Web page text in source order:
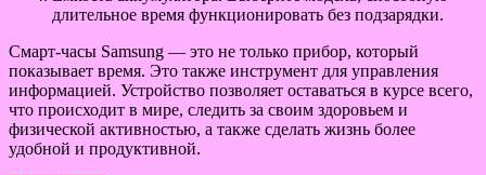
длительное время функционировать без подзарядки.
Смарт-часы Samsung — это не только прибор, который
показывает время. Это также инструмент для управления
информацией. Устройство позволяет оставаться в курсе всего,
что происходит в мире, следить за своим здоровьем и
физической активностью, а также сделать жизнь более
удобной и продуктивной.